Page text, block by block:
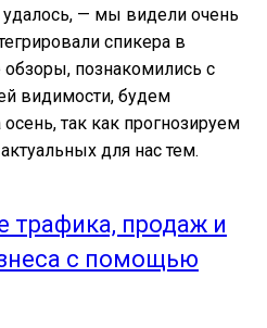
— мы видели очень
спикера в
познакомились с
видимости, будем
так как прогнозируем
для нас тем.
трафика, продаж и
с помощью